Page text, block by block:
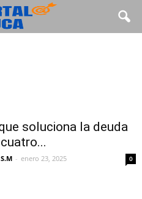
soluciona la deuda
- enero 23, 2025 0